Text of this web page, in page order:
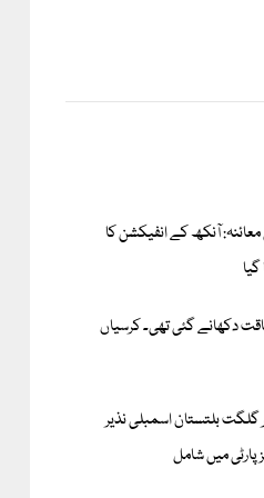
معائنہ: آنکھ کے انفیکشن کا
دکھانے گئی تھی۔ کرسیاں
گلگت بلتستان اسمبلی نذیر
میں شامل